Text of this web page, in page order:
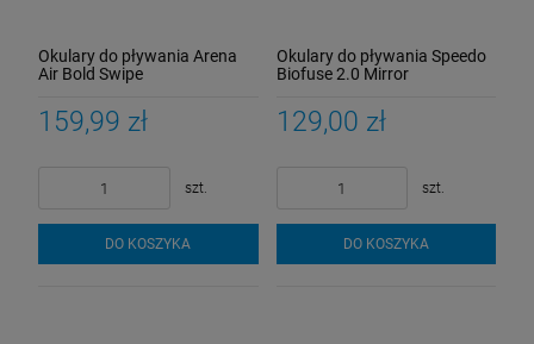
Okulary do pływania Arena
Air Bold Swipe
159,99 zł
szt.
DO KOSZYKA
Okulary do pływania Speedo
Biofuse 2.0 Mirror
129,00 zł
szt.
DO KOSZYKA